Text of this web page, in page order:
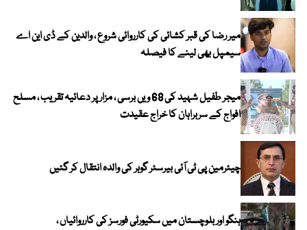
میر رضا کی قبر کشائی کی کارروائی شروع ، والدین کے ڈی این اے
سیمپل بھی لینے کا فیصلہ
میجر طفیل شہید کی 68 ویں برسی ، مزار پر دعائیہ تقریب ، مسلح
افواج کے سربراہان کا خراج عقیدت
چیئرمین پی ٹی آئی بیرسٹر گوہر کی والدہ انتقال کر گئیں
ہنگو اور بلوچستان میں سکیورٹی فورسز کی کارروائیاں ،